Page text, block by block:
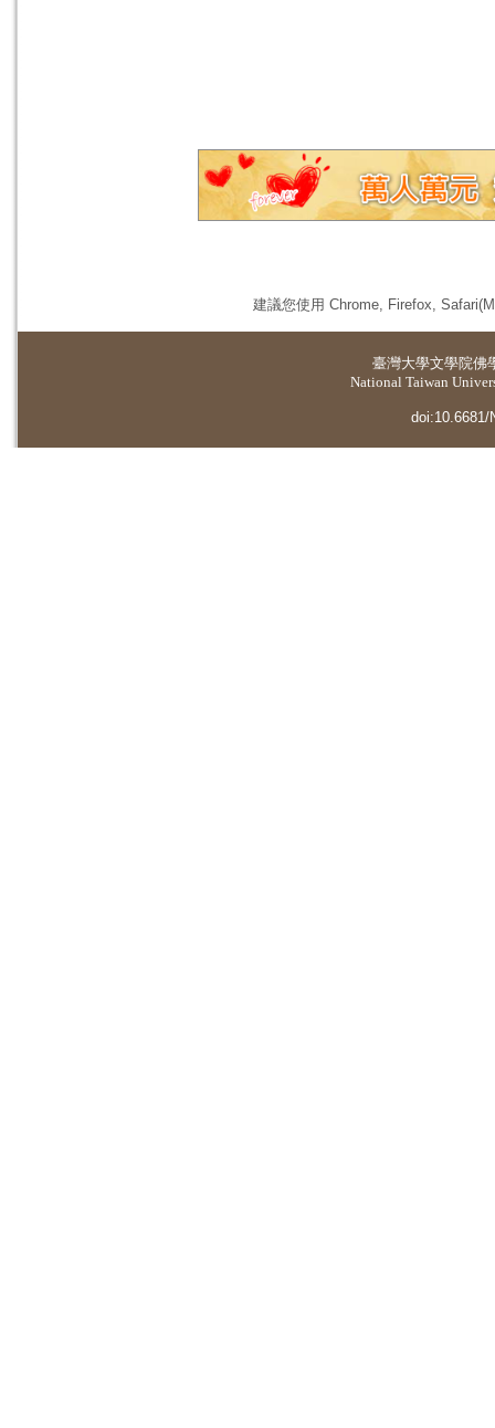
建議您使用 Chrome, Firefox,
臺灣大學文學院佛
National Taiwan
doi:10.6681/